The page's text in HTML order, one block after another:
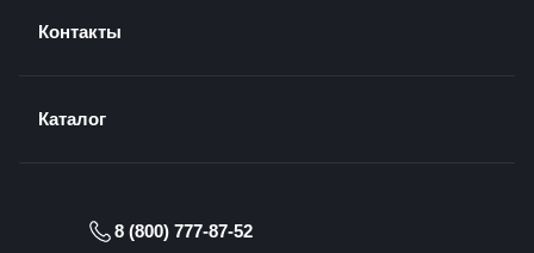
Контакты
Каталог
8 (800) 777-87-52